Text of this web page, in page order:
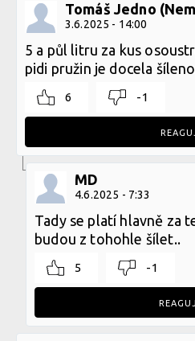
Tomáš Jedno
3.6.2025 - 14:00
5 a půl litru za kus
pidi pružin je docela
6 -1
MD
4.6.2025 - 7:33
Tady se platí hlavně za
budou z tohohle šílet..
5 -1
REAGUJ